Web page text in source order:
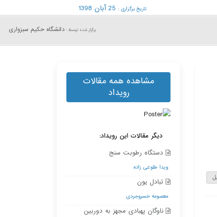
تاریخ برگزاری :
برگزار شده توسط : دانشگاه حکیم سبزواری
مشاهده همه مقالات
رویداد
دیگر مقالات این رویداد:
دستگاه رطوبت سنج
ویدا طلوعی زاده
تبادل یون
معصومه خسروجردی
ناوگان پهبادی مجهز به دوربین